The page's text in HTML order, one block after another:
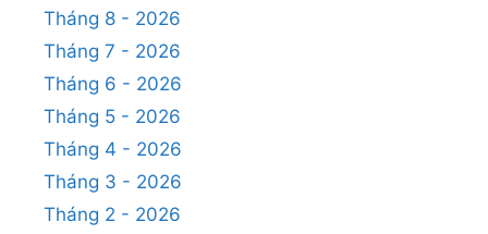
Tháng 8 - 2026
Tháng 7 - 2026
Tháng 6 - 2026
Tháng 5 - 2026
Tháng 4 - 2026
Tháng 3 - 2026
Tháng 2 - 2026